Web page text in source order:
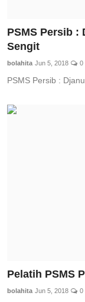
PSMS Persib :
Sengit
bolahita Jun 5, 2018 0
PSMS Persib :
Pelatih PSMS
bolahita Jun 5, 2018 0